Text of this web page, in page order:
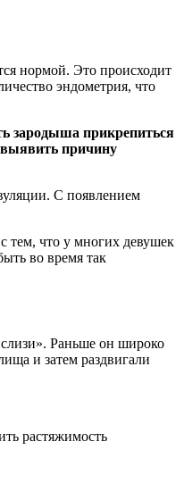
нормой. Это происходит
эндометрия, что
зародыша прикрепиться
выявить причину
С появлением
тем, что у многих девушек
во время так
Раньше он широко
и затем раздвигали
растяжимость